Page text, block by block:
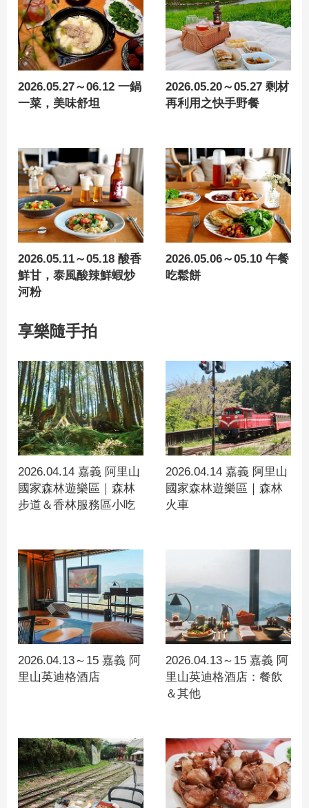
2026.05.27～06.12 一鍋
一菜，美味舒坦
2026.05.20～05.27 剩材
再利用之快手野餐
2026.05.11～05.18 酸香
鮮甘，泰風酸辣鮮蝦炒
河粉
2026.05.06～05.10 午餐
吃鬆餅
享樂隨手拍
2026.04.14 嘉義 阿里山
國家森林遊樂區｜森林
步道＆香林服務區小吃
2026.04.14 嘉義 阿里山
國家森林遊樂區｜森林
火車
2026.04.13～15 嘉義 阿
里山英迪格酒店
2026.04.13～15 嘉義 阿
里山英迪格酒店：餐飲
＆其他